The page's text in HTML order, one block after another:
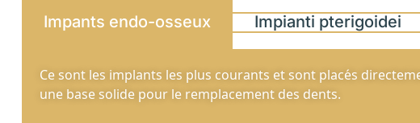
Impants endo-osseux Impianti pterigoidei
Ce sont les implants les plus courants et sont placés
une base solide pour le remplacement des dents.